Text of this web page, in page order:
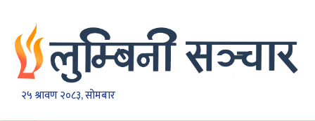
२५ श्रावण २०८३, सोमबार